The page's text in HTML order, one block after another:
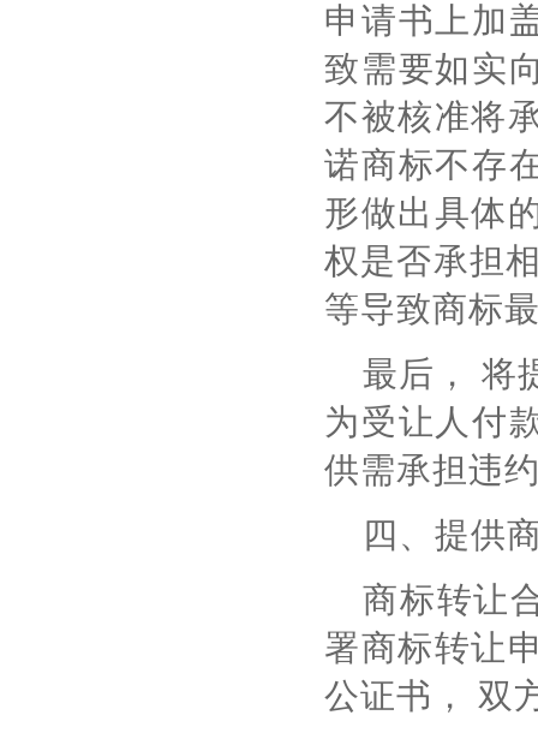
申请书上加
致需要如实
不被核准将
诺商标不存
形做出具体
权是否承担
等导致商标
最后， 将
为受让人付
供需承担违
四、提供
商标转让
署商标转让
公证书， 双